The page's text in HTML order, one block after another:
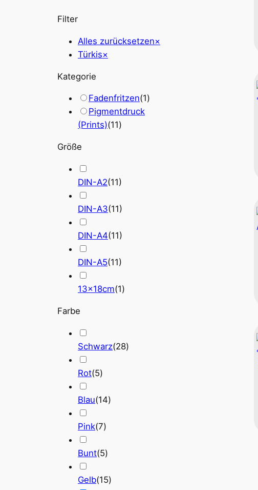
Filter
Alles zurücksetzen×
Türkis×
Kategorie
Fadenfritzen(1)
Pigmentdruck
(Prints)(11)
Größe
DIN-A2(11)
DIN-A3(11)
DIN-A4(11)
DIN-A5(11)
13x18cm(1)
Farbe
Schwarz(28)
Rot(5)
Blau(14)
Pink(7)
Bunt(5)
Gelb(15)